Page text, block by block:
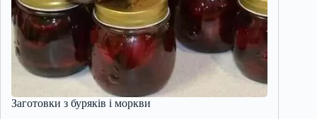
Заготовки з буряків і моркви